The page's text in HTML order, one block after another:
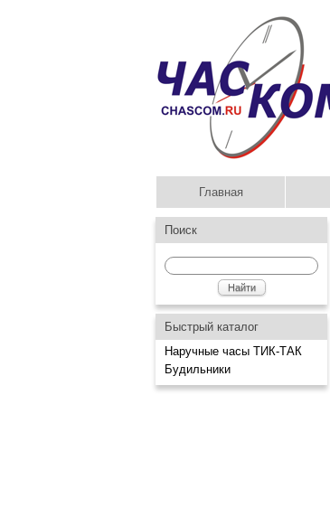
Главная
Поиск
Быстрый каталог
Наручные часы ТИК-ТАК
Будильники